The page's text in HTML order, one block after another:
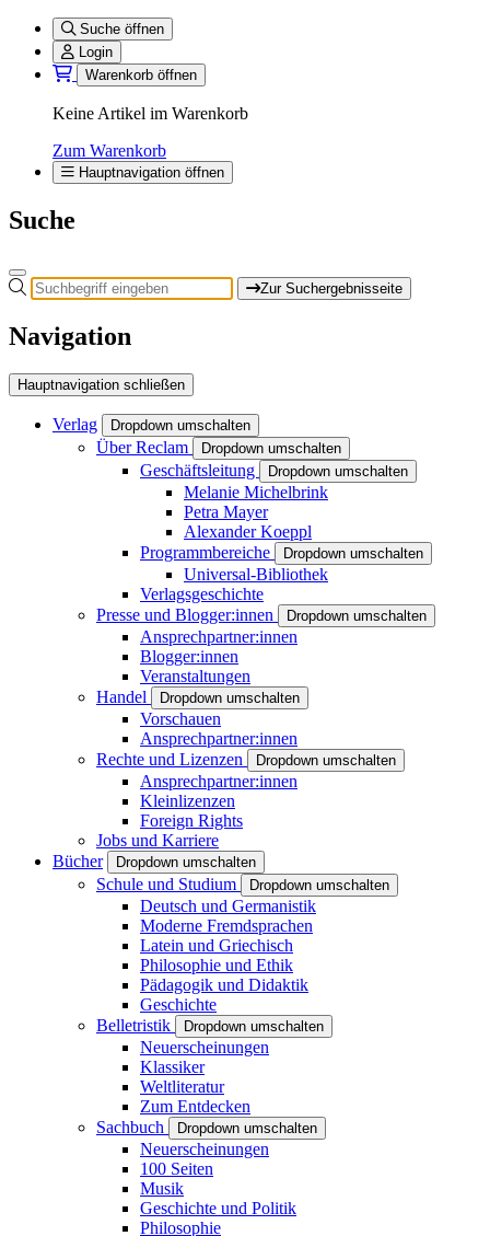
Suche öffnen
Login
Warenkorb öffnen
Keine Artikel im Warenkorb
Zum Warenkorb
Hauptnavigation öffnen
Suche
Zur Suchergebnisseite
Navigation
Hauptnavigation schließen
Verlag Dropdown umschalten
Über Reclam Dropdown umschalten
Geschäftsleitung Dropdown umschalten
Melanie Michelbrink
Petra Mayer
Alexander Koeppl
Programmbereiche
Dropdown umschalten
Universal-Bibliothek
Verlagsgeschichte
Presse und Blogger:innen
Dropdown umschalten
Ansprechpartner:innen
Blogger:innen
Veranstaltungen
Handel
Dropdown umschalten
Vorschauen
Ansprechpartner:innen
Rechte und Lizenzen
Dropdown umschalten
Ansprechpartner:innen
Kleinlizenzen
Foreign Rights
Jobs und Karriere
Bücher
Dropdown umschalten
Schule und Studium Dropdown umschalten
Deutsch und Germanistik
Moderne Fremdsprachen
Latein und Griechisch
Philosophie und Ethik
Pädagogik und Didaktik
Geschichte
Belletristik
Dropdown umschalten
Neuerscheinungen
Klassiker
Weltliteratur
Zum Entdecken
Sachbuch
Dropdown umschalten
Neuerscheinungen
100 Seiten
Musik
Geschichte und Politik
Philosophie